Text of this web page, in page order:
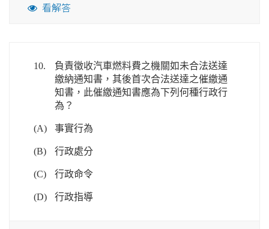
看解答
10.
負責徵收汽車燃料費之機關如未合法送達
繳納通知書，其後首次合法送達之催繳通
知書，此催繳通知書應為下列何種行政行
為？
(A) 事實行為
(B) 行政處分
(C) 行政命令
(D) 行政指導